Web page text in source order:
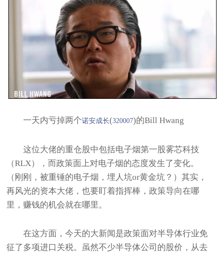
一天内亏掉两个诺安成长(320007)的Bill Hwang
这位大佬的重仓股中包括电子烟第一股雾芯科技
（RLX），而政策面上对电子烟的态度发生了变化。
（刚刚，被重锤的电子烟，埋人坑or黄金坑？）其实，
再风光的资本大佬，也要盯着指挥棒，政策导向在哪
里，赚钱的机会就在哪里。
在这方面，今天的大新闻是政策面对半导体行业免
征了多项进口关税。虽然不少半导体公司的股价，从去